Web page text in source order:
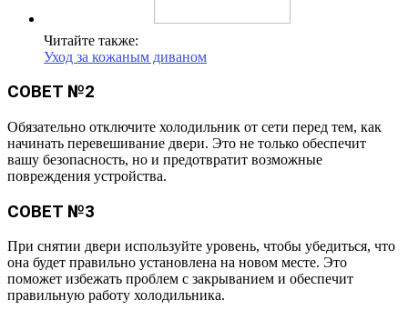
Читайте также:
Уход за кожаным диваном
СОВЕТ №2
Обязательно отключите холодильник от сети перед тем, как
начинать перевешивание двери. Это не только обеспечит
вашу безопасность, но и предотвратит возможные
повреждения устройства.
СОВЕТ №3
При снятии двери используйте уровень, чтобы убедиться, что
она будет правильно установлена на новом месте. Это
поможет избежать проблем с закрыванием и обеспечит
правильную работу холодильника.